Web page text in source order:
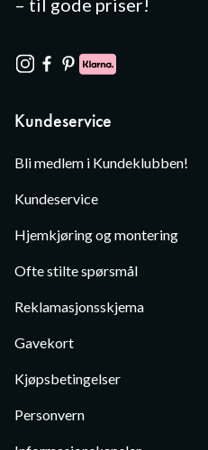
– til gode priser!
Kundeservice
Bli medlem i Kundeklubben!
Kundeservice
Hjemkjøring og montering
Ofte stilte spørsmål
Reklamasjonsskjema
Gavekort
Kjøpsbetingelser
Personvern